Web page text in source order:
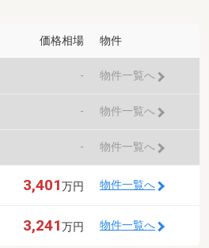
価格相場 物件
- 物件一覧へ
- 物件一覧へ
- 物件一覧へ
3,401万円 物件一覧へ
3,241万円 物件一覧へ